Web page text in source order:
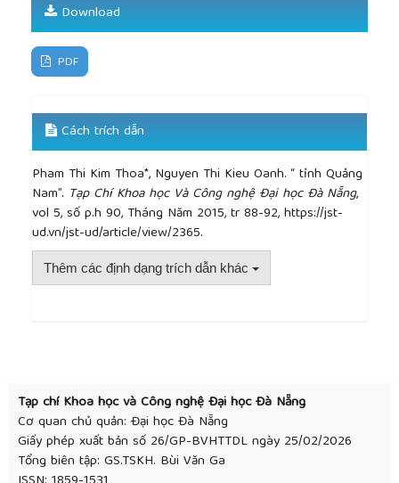
Download
PDF
Cách trích dẫn
Pham Thi Kim Thoa*, Nguyen Thi Kieu Oanh. “ tỉnh Quảng
Nam”. Tạp Chí Khoa học Và Công nghệ Đại học Đà Nẵng,
vol 5, số p.h 90, Tháng Năm 2015, tr 88-92, https://jst-
ud.vn/jst-ud/article/view/2365.
Thêm các định dạng trích dẫn khác
Tạp chí Khoa học và Công nghệ Đại học Đà Nẵng
Cơ quan chủ quản: Đại học Đà Nẵng
Giấy phép xuất bản số 26/GP-BVHTTDL ngày 25/02/2026
Tổng biên tập: GS.TSKH. Bùi Văn Ga